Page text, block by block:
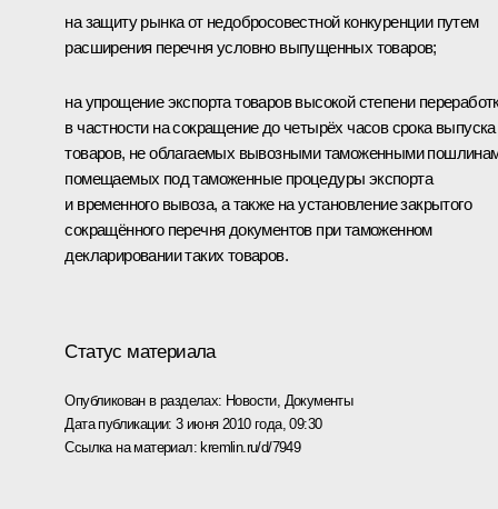
на защиту рынка от недобросовестной конкуренции путем
расширения перечня условно выпущенных товаров;
на упрощение экспорта товаров высокой степени
в частности на сокращение до четырёх часов срока выпуска
товаров, не облагаемых вывозными таможенными
помещаемых под таможенные процедуры экспорта
и временного вывоза, а также на установление закрытого
сокращённого перечня документов при таможенном
декларировании таких товаров.
Статус материала
Опубликован в разделах: Новости, Документы
Дата публикации:3 июня 2010 года, 09:30
Ссылка на материал: kremlin.ru/d/7949